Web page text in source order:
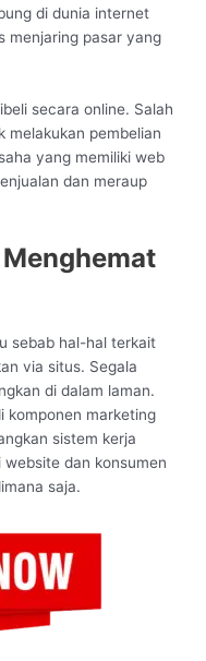
di dunia internet
menjaring pasar yang
secara online. Salah
melakukan pembelian
yang memiliki web
dan meraup
Menghemat
sebab hal-hal terkait
via situs. Segala
di dalam laman.
komponen marketing
sistem kerja
dan konsumen
saja.